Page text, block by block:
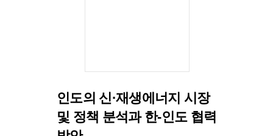
인도의 신·재생에너지 시장
및 정책 분석과 한-인도 협력